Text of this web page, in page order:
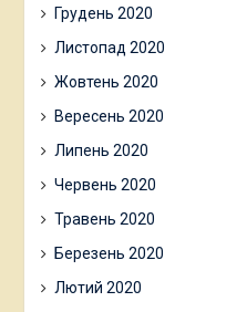
Грудень 2020
Листопад 2020
Жовтень 2020
Вересень 2020
Липень 2020
Червень 2020
Травень 2020
Березень 2020
Лютий 2020